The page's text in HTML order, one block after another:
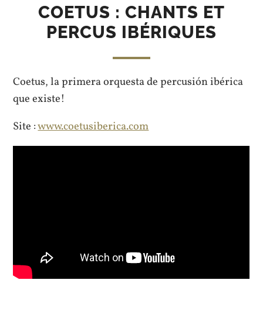
COETUS : CHANTS ET
PERCUS IBÉRIQUES
Coetus, la primera orquesta de percusión ibérica
que existe!
Site :www.coetusiberica.com